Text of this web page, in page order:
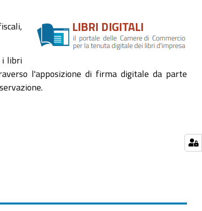
i libri
l'apposizione di firma digitale da parte